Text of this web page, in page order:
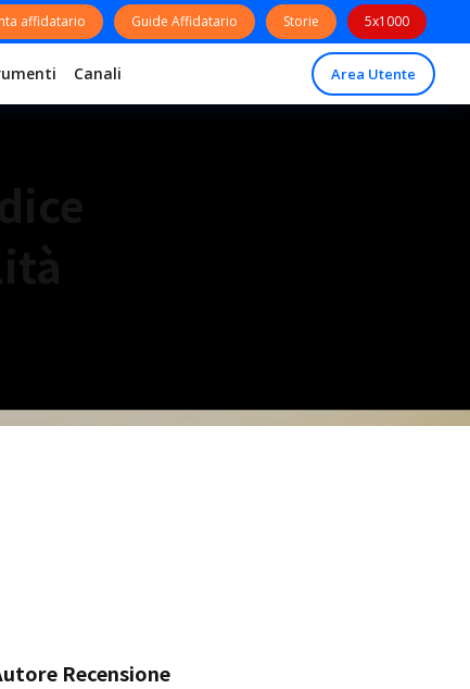
affidatario Guide Affidatario Storie 5x1000
Canali Area Utente
Recensione